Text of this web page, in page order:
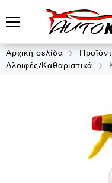
Αρχική σελίδα
Αλοιφές/Καθαριστικά